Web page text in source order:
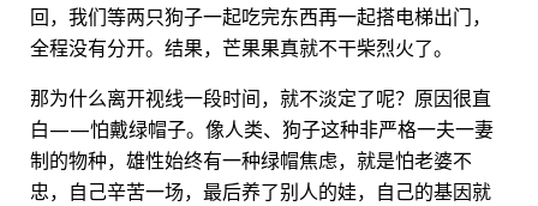
回，我们等两只狗子一起吃完东西再一起搭电梯出门，
全程没有分开。结果，芒果果真就不干柴烈火了。
那为什么离开视线一段时间，就不淡定了呢？原因很直
白——怕戴绿帽子。像人类、狗子这种非严格一夫一妻
制的物种，雄性始终有一种绿帽焦虑，就是怕老婆不
忠，自己辛苦一场，最后养了别人的娃，自己的基因就